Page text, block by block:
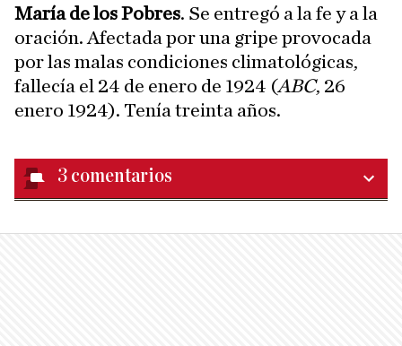
María de los Pobres. Se entregó a la fe y a la
oración. Afectada por una gripe provocada
por las malas condiciones climatológicas,
fallecía el 24 de enero de 1924 (ABC, 26
enero 1924). Tenía treinta años.
3 comentarios